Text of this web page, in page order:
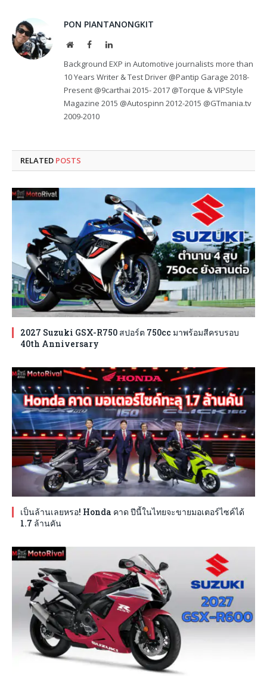
PON PIANTANONGKIT
WebsiteFacebookLinkedIn
Background EXP in Automotive journalists more than
10 Years Writer & Test Driver @Pantip Garage 2018-
Present @9carthai 2015- 2017 @Torque & VIPStyle
Magazine 2015 @Autospinn 2012-2015 @GTmania.tv
2009-2010
RELATED POSTS
2027 Suzuki GSX-R750 สปอร์ต 750cc มาพร้อมสีครบรอบ
40th Anniversary
เป็นล้านเลยหรอ! Honda คาด ปีนี้ในไทยจะขายมอเตอร์ไซค์ได้
1.7 ล้านคัน